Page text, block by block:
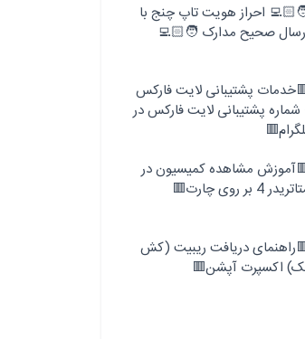
احراز هویت تاپ چنج با
صحیح مدارک 🧑🏻‍💻
پشتیبانی لایت فارکس
پشتیبانی لایت فارکس در
مشاهده کمیسیون در
4 بر روی چارت🟥
دریافت ریبیت (کش
اکسپرت آپشن🟥